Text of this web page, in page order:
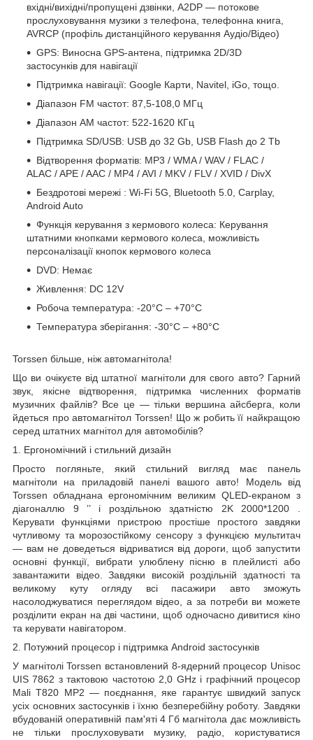
вхідні/вихідні/пропущені дзвінки, A2DP — потокове
прослуховування музики з телефона, телефонна книга,
AVRCP (профіль дистанційного керування Аудіо/Відео)
GPS: Виносна GPS-антена, підтримка 2D/3D
застосунків для навігації
Підтримка навігації: Google Карти, Navitel, iGo, тощо.
Діапазон FM частот: 87,5-108,0 МГц
Діапазон АМ частот: 522-1620 КГц
Підтримка SD/USB: USB до 32 Gb, USB Flash до 2 Tb
Відтворення форматів: MP3 / WMA / WAV / FLAC /
ALAC / APE / AAC / MP4 / AVI / MKV / FLV / XVID / DivX
Бездротові мережі : Wi-Fi 5G, Bluetooth 5.0, Carplay,
Android Auto
Функція керування з кермового колеса: Керування
штатними кнопками кермового колеса, можливість
персоналізації кнопок кермового колеса
DVD: Немає
Живлення: DC 12V
Робоча температура: -20°C – +70°C
Температура зберігання: -30°C – +80°C
Torssen більше, ніж автомагнітола!
Що ви очікуєте від штатної магнітоли для свого авто? Гарний
звук, якісне відтворення, підтримка численних форматів
музичних файлів? Все це — тільки вершина айсберга, коли
йдеться про автомагнітол Torssen! Що ж робить її найкращою
серед штатних магнітол для автомобілів?
1. Ергономічний і стильний дизайн
Просто погляньте, який стильний вигляд має панель
магнітоли на приладовій панелі вашого авто! Модель від
Torssen обладнана ергономічним великим QLED-екраном з
діагоналлю 9 ’’ і роздільною здатністю 2K 2000*1200
Керувати функціями пристрою простіше простого завдяки
чутливому та морозостійкому сенсору з функцією мультитач
— вам не доведеться відриватися від дороги, щоб запустити
основні функції, вибрати улюблену пісню в плейлисті або
завантажити відео. Завдяки високій роздільній здатності та
великому куту огляду всі пасажири авто зможуть
насолоджуватися переглядом відео, а за потреби ви можете
розділити екран на дві частини, щоб одночасно дивитися кіно
та керувати навігатором.
2. Потужний процесор і підтримка Android застосунків
У магнітолі Torssen встановлений 8-ядерний процесор Unisoc
UIS 7862 з тактовою частотою 2,0 GHz і графічний процесор
Mali T820 MP2 — поєднання, яке гарантує швидкий запуск
усіх основних застосунків і їхню безперебійну роботу. Завдяки
вбудованій оперативній пам'яті 4 Гб магнітола дає можливість
не тільки прослуховувати музику, радіо, користуватися